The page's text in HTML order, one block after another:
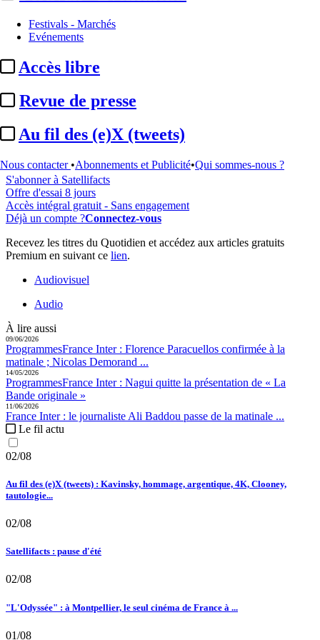
Festivals - Marchés
Evénements
Accès libre
Revue de presse
Au fil des (e)X (tweets)
Nous contacter •Abonnements et Publicité•Qui sommes-nous ?
...
Cet article est réservé à nos abonnés
Pour accéder à cet article, à l'ensemble du site, découvrez nos
S'abonner à Satellifacts
Offre d'essai 8 jours
Accès intégral gratuit - Sans engagement
Déjà un compte ?Connectez-vous
Recevez les titres du Quotidien et accédez aux articles gratuits
Premium en suivant ce lien.
Audiovisuel
Audio
À lire aussi
09/06/2026
ProgrammesFrance Inter : Florence Paracuellos confirmée à la
matinale ; Nicolas Demorand ...
14/05/2026
ProgrammesFrance Inter : Nagui quitte la présentation de « La
Bande originale »
11/06/2026
France Inter : le journaliste Ali Baddou passe de la matinale ...
Le fil actu
02/08
Au fil des (e)X (tweets) : Kavinsky, hommage, argentique, 4K, Clooney,
tautologie...
02/08
Satellifacts : pause d'été
02/08
"L'Odyssée" : à Montpellier, le seul cinéma de France à ...
01/08